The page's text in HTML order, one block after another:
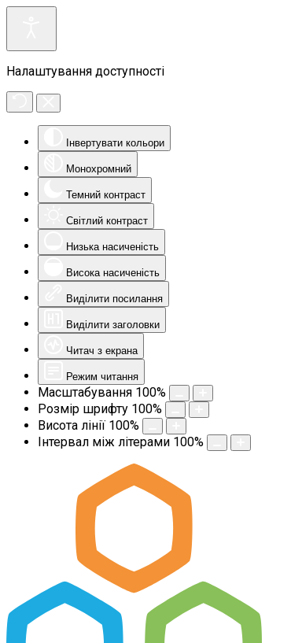
Налаштування доступності
Інвертувати кольори
Монохромний
Темний контраст
Світлий контраст
Низька насиченість
Висока насиченість
Виділити посилання
Виділити заголовки
Читач з екрана
Режим читання
Масштабування 100%
Розмір шрифту 100%
Висота лінії 100%
Інтервал між літерами 100%